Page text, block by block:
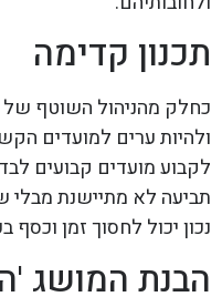
תכנון קדימה
כחלק מהניהול השוטף של
ולהיות ערים למועדים
לקבוע מועדים קבועים
תביעה לא מתיישנת מבלי
נכון יכול לחסוך זמן וכסף
הבנת המושג